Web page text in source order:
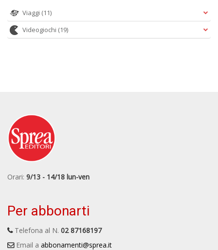
Viaggi (11)
Videogiochi (19)
Orari: 9/13 - 14/18 lun-ven
Per abbonarti
Telefona al N. 02 87168197
Email a abbonamenti@sprea.it